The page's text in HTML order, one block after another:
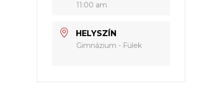
11:00 am
HELYSZÍN
Gimnázium - Fülek